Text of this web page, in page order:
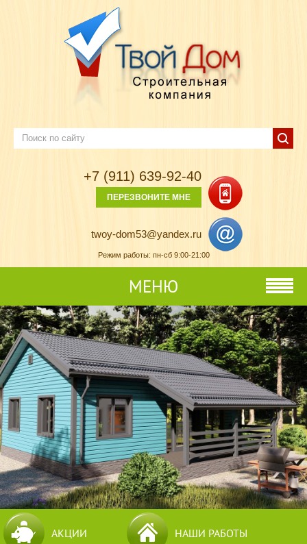
+7 (911) 639-92-40
ПЕРЕЗВОНИТЕ МНЕ
twoy-dom53@yandex.ru
Режим работы: пн-сб 9:00-21:00
МЕНЮ
АКЦИИ НАШИ РАБОТЫ